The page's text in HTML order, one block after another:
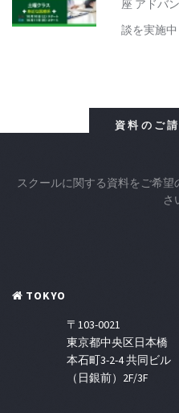
座 アドバ
談を実施中
資料のご
スクールに関する資料をご希望
さ
TOKYO
〒103-0021
東京都中央区日本橋
本石町3-2-4 共同ビル
（日銀前）2F/3F